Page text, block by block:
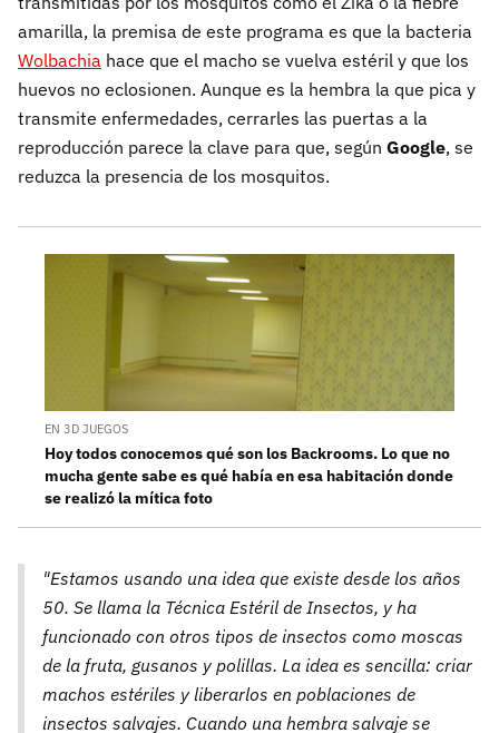
amarilla, la premisa de este programa es que la bacteria
Wolbachia hace que el macho se vuelva estéril y que los
huevos no eclosionen. Aunque es la hembra la que pica y
transmite enfermedades, cerrarles las puertas a la
reproducción parece la clave para que, según Google, se
reduzca la presencia de los mosquitos.
EN 3D JUEGOS
Hoy todos conocemos qué son los Backrooms. Lo que no
mucha gente sabe es qué había en esa habitación donde
se realizó la mítica foto
"Estamos usando una idea que existe desde los años
50. Se llama la Técnica Estéril de Insectos, y ha
funcionado con otros tipos de insectos como moscas
de la fruta, gusanos y polillas. La idea es sencilla: criar
machos estériles y liberarlos en poblaciones de
insectos salvajes. Cuando una hembra salvaje se